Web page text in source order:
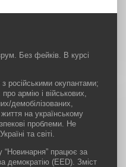
Без фейків. В курсі
російськими окупантами;
армію і військових,
демобілізованих,
на українському
проблеми. Не
та світі.
“Новинарня” працює за
демократію (EED). Зміст